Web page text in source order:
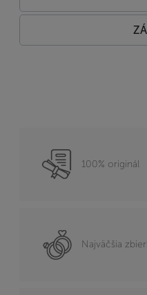
100% originál
Najväčšia